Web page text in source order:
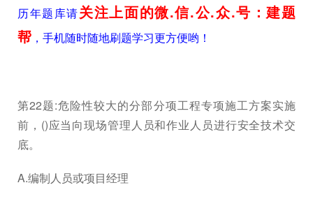
历年题库请关注上面的微.信.公.众.号：建题
帮 ，手机随时随地刷题学习更方便哟！
第22题:危险性较大的分部分项工程专项施工方案实施
前，()应当向现场管理人员和作业人员进行安全技术交
底。
A.编制人员或项目经理